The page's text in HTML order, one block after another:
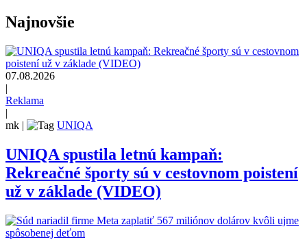
Najnovšie
07.08.2026
|
Reklama
|
mk | UNIQA
UNIQA spustila letnú kampaň:
Rekreačné športy sú v cestovnom poistení
už v základe (VIDEO)